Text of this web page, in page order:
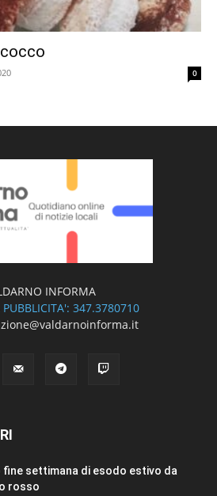
0
INFORMA
PUBBLICITA': 347.3780710
fine settimana di esodo estivo da
rosso